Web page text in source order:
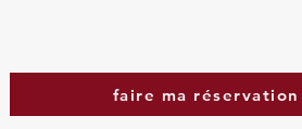
faire ma réservation